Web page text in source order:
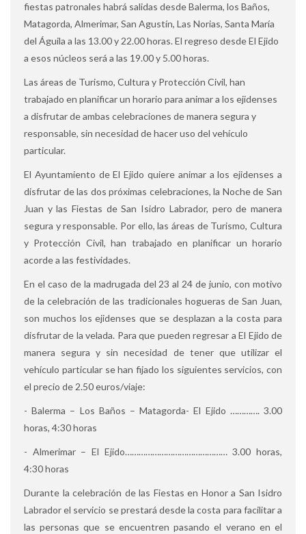
fiestas patronales habrá salidas desde Balerma, los Baños,
Matagorda, Almerimar, San Agustín, Las Norias, Santa María
del Águila a las 13.00 y 22.00 horas. El regreso desde El Ejido
a esos núcleos será a las 19.00 y 5.00 horas.
Las áreas de Turismo, Cultura y Protección Civil, han
trabajado en planificar un horario para animar a los ejidenses
a disfrutar de ambas celebraciones de manera segura y
responsable, sin necesidad de hacer uso del vehículo
particular.
El Ayuntamiento de El Ejido quiere animar a los ejidenses a
disfrutar de las dos próximas celebraciones, la Noche de San
Juan y las Fiestas de San Isidro Labrador, pero de manera
segura y responsable. Por ello, las áreas de Turismo, Cultura
y Protección Civil, han trabajado en planificar un horario
acorde a las festividades.
En el caso de la madrugada del 23 al 24 de junio, con motivo
de la celebración de las tradicionales hogueras de San Juan,
son muchos los ejidenses que se desplazan a la costa para
disfrutar de la velada. Para que pueden regresar a El Ejido de
manera segura y sin necesidad de tener que utilizar el
vehículo particular se han fijado los siguientes servicios, con
el precio de 2.50 euros/viaje:
- Balerma – Los Baños – Matagorda- El Ejido …………. 3.00
horas, 4:30 horas
- Almerimar – El Ejido……………………………………… 3.00 horas,
4:30 horas
Durante la celebración de las Fiestas en Honor a San Isidro
Labrador el servicio se prestará desde la costa para facilitar a
las personas que se encuentren pasando el verano en el